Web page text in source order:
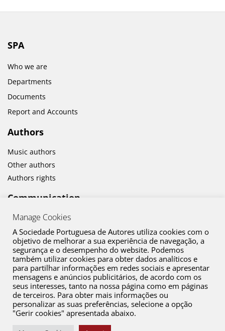
SPA
Who we are
Departments
Documents
Report and Accounts
Authors
Music authors
Other authors
Authors rights
Communication
News
Cultural activities
Contact
Manage Cookies
A Sociedade Portuguesa de Autores utiliza cookies com o
objetivo de melhorar a sua experiência de navegação, a
segurança e o desempenho do website. Podemos
também utilizar cookies para obter dados analíticos e
para partilhar informações em redes sociais e apresentar
mensagens e anúncios publicitários, de acordo com os
seus interesses, tanto na nossa página como em páginas
de terceiros. Para obter mais informações ou
personalizar as suas preferências, selecione a opção
"Gerir cookies" apresentada abaixo.